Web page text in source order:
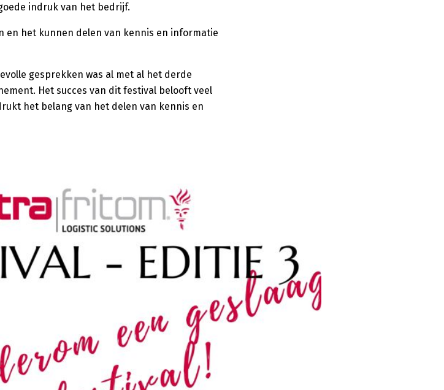
indruk van het bedrijf.
en het kunnen delen van kennis en informatie
gesprekken was al met al het derde
Het succes van dit festival belooft veel
het belang van het delen van kennis en